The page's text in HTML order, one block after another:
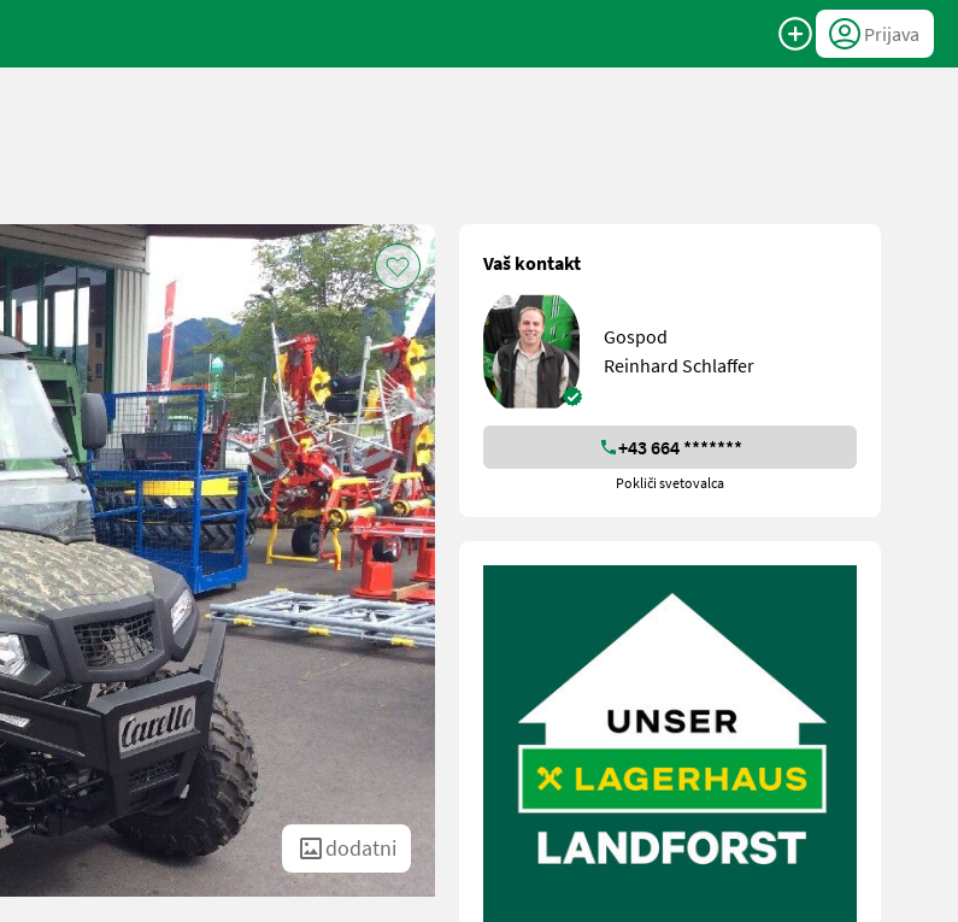
Prijava
dodatni
Vaš kontakt
Gospod
Reinhard Schlaffer
+43 664 *******
Pokliči svetovalca